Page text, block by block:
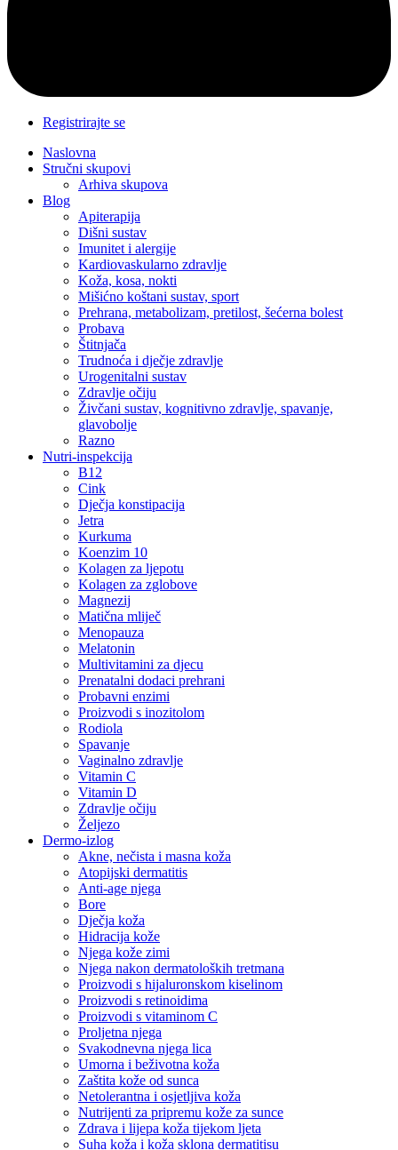
Registrirajte se
Naslovna
Stručni skupovi
Arhiva skupova
Blog
Apiterapija
Dišni sustav
Imunitet i alergije
Kardiovaskularno zdravlje
Koža, kosa, nokti
Mišićno koštani sustav, sport
Prehrana, metabolizam, pretilost, šećerna bolest
Probava
Štitnjača
Trudnoća i dječje zdravlje
Urogenitalni sustav
Zdravlje očiju
Živčani sustav, kognitivno zdravlje, spavanje,
glavobolje
Razno
Nutri-inspekcija
B12
Cink
Dječja konstipacija
Jetra
Kurkuma
Koenzim 10
Kolagen za ljepotu
Kolagen za zglobove
Magnezij
Matična mliječ
Menopauza
Melatonin
Multivitamini za djecu
Prenatalni dodaci prehrani
Probavni enzimi
Proizvodi s inozitolom
Rodiola
Spavanje
Vaginalno zdravlje
Vitamin C
Vitamin D
Zdravlje očiju
Željezo
Dermo-izlog
Akne, nečista i masna koža
Atopijski dermatitis
Anti-age njega
Bore
Dječja koža
Hidracija kože
Njega kože zimi
Njega nakon dermatoloških tretmana
Proizvodi s hijaluronskom kiselinom
Proizvodi s retinoidima
Proizvodi s vitaminom C
Proljetna njega
Svakodnevna njega lica
Umorna i beživotna koža
Zaštita kože od sunca
Netolerantna i osjetljiva koža
Nutrijenti za pripremu kože za sunce
Zdrava i lijepa koža tijekom ljeta
Suha koža i koža sklona dermatitisu